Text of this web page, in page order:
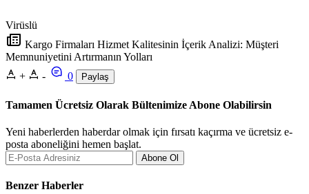
Virüslü
Kargo Firmaları Hizmet Kalitesinin İçerik Analizi: Müşteri
Memnuniyetini Artırmanın Yolları
+
- 0 Paylaş
Tamamen Ücretsiz Olarak Bültenimize Abone Olabilirsin
Yeni haberlerden haberdar olmak için fırsatı kaçırma ve ücretsiz e-
posta aboneliğini hemen başlat.
Abone Ol
Benzer Haberler